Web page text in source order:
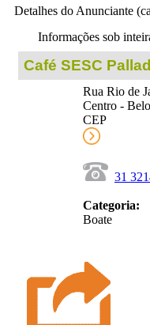
Detalhes do Anunciante
Informações sob
Café SESC
Rua Rio de
Centro -
CEP
31
Categoria:
Boate